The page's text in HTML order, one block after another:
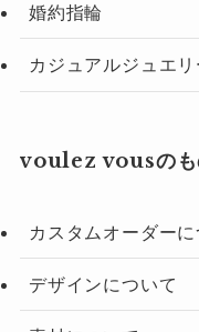
婚約指輪
カジュアルジュエリ
voulez vousのも
カスタムオーダーに
デザインについて